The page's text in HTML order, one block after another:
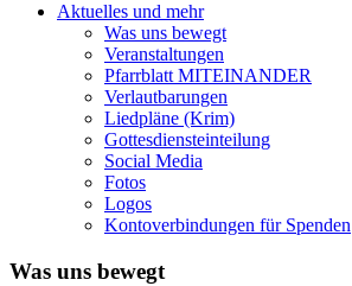
Aktuelles und mehr
Was uns bewegt
Veranstaltungen
Pfarrblatt MITEINANDER
Verlautbarungen
Liedpläne (Krim)
Gottesdiensteinteilung
Social Media
Fotos
Logos
Kontoverbindungen für Spenden
Was uns bewegt